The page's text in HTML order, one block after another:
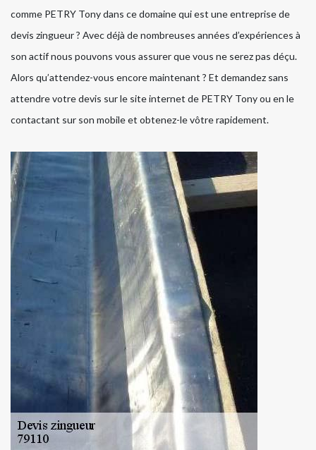
comme PETRY Tony dans ce domaine qui est une entreprise de
devis zingueur ? Avec déjà de nombreuses années d’expériences à
son actif nous pouvons vous assurer que vous ne serez pas déçu.
Alors qu’attendez-vous encore maintenant ? Et demandez sans
attendre votre devis sur le site internet de PETRY Tony ou en le
contactant sur son mobile et obtenez-le vôtre rapidement.